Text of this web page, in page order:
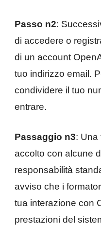
Passo n2:
di accedere o
di un account
tuo indirizzo email.
condividere il tuo
entrare.
Passaggio n3: Una
accolto con alcune
responsabilità
avviso che i
tua interazione con
prestazioni del